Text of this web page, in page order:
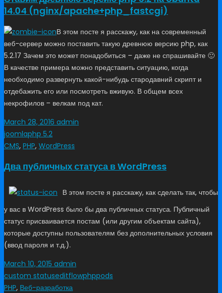
14.04 (nginx/apache+php_fastcgi)
В этом посте я расскажу, как на современный
веб-сервер можно поставить такую древнюю версию php, как
5.2.17 Зачем это может понадобиться – даже не спрашивайте 🙂
В качестве примера можно представить ситуацию, когда
необходимо развернуть какой-нибудь стародавний скрипт и
отдебажить его или посмотреть вживую. В общем всех
некрофилов – велкам под кат.
March 28, 2016 admin
joomlaphp 5.2
CMS, PHP, WordPress
Два публичных статуса в WordPress
В этом посте я расскажу, как сделать так, чтобы
у вас в WordPress было бы два публичных статуса. Публичный
статус присваивается постам (или другим объектам сайта),
которые доступны пользователям без дополнительных условия
(ввод пароля и т.д.).
March 10, 2015 admin
custom statuseditflowphppods
PHP, Веб-разработка